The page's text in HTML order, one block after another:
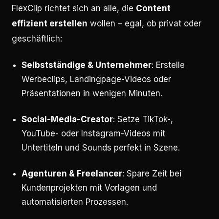
FlexClip richtet sich an alle, die Content
effizient erstellen wollen – egal, ob privat oder
geschäftlich:
Selbstständige & Unternehmer: Erstelle
Werbeclips, Landingpage-Videos oder
Präsentationen in wenigen Minuten.
Social-Media-Creator: Setze TikTok-,
YouTube- oder Instagram-Videos mit
Untertiteln und Sounds perfekt in Szene.
Agenturen & Freelancer: Spare Zeit bei
Kundenprojekten mit Vorlagen und
automatisierten Prozessen.